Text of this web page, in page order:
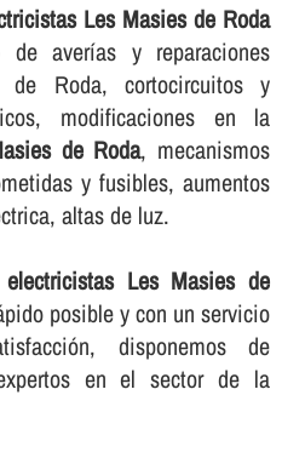
Les Masies de Roda
averí­as y reparaciones
Roda, cortocircuitos y
modificaciones en la
de Roda, mecanismos
y fusibles, aumentos
altas de luz.
electricistas Les Masies de
posible y con un servicio
disponemos de
en el sector de la